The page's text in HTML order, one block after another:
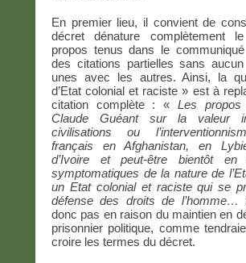
En premier lieu, il convient de
décret dénature complètement
propos tenus dans le
des citations partielles sans
unes avec les autres. Ainsi, la
d’Etat colonial et raciste » est à
citation complète : « Les
Claude Guéant sur la valeur
civilisations ou
français en Afghanistan, en
d’Ivoire et peut-être bientôt
symptomatiques de la nature de
un Etat colonial et raciste qui se
défense des droits de l’homme…
donc pas en raison du maintien en
prisonnier politique, comme
croire les termes du décret.